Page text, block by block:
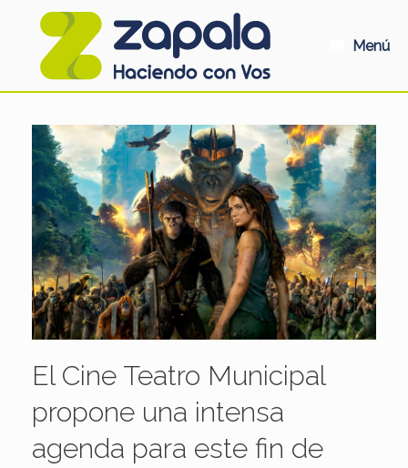
Menú
El Cine Teatro Municipal
propone una intensa
agenda para este fin de